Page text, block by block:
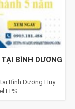
BÌNH DƯƠNG
Bình Dương Huy